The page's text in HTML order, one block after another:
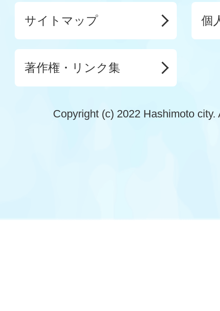
サイトマップ 個
著作権・リンク集
Copyright (c) 2022 Hashimoto